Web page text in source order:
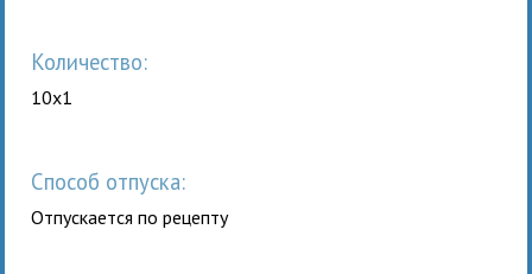
Количество:
10x1
Способ отпуска:
Отпускается по рецепту